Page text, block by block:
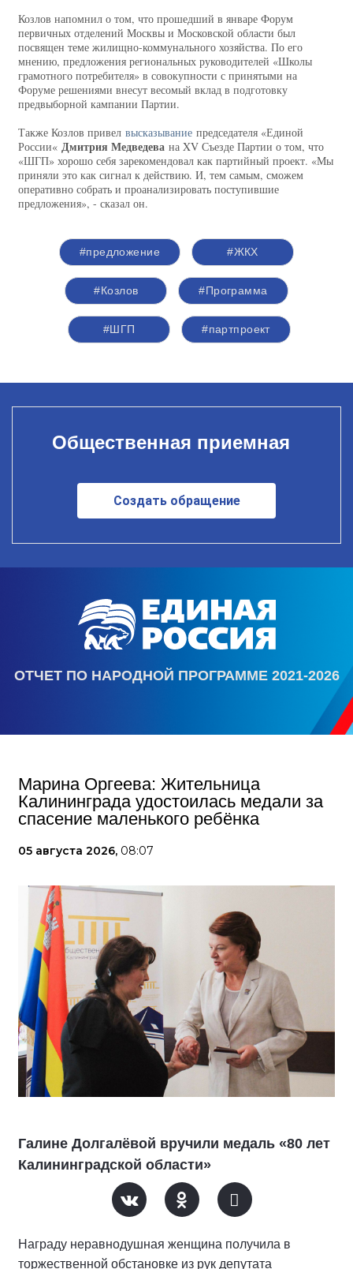
Козлов напомнил о том, что прошедший в январе Форум
первичных отделений Москвы и Московской области был
посвящен теме жилищно-коммунального хозяйства. По его
мнению, предложения региональных руководителей «Школы
грамотного потребителя» в совокупности с принятыми на
Форуме решениями внесут весомый вклад в подготовку
предвыборной кампании Партии.
Также Козлов привел высказывание председателя «Единой
России« Дмитрия Медведева на XV Съезде Партии о том, что
«ШГП» хорошо себя зарекомендовал как партийный проект. «Мы
приняли это как сигнал к действию. И, тем самым, сможем
оперативно собрать и проанализировать поступившие
предложения», - сказал он.
#предложение #ЖКХ
#Козлов #Программа
#ШГП #партпроект
Общественная приемная
Создать обращение
ОТЧЕТ ПО НАРОДНОЙ ПРОГРАММЕ 2021-2026
Марина Оргеева: Жительница
Калининграда удостоилась медали за
спасение маленького ребёнка
05 августа 2026, 08:07
Галине Долгалёвой вручили медаль «80 лет
Калининградской области»
Награду неравнодушная женщина получила в
торжественной обстановке из рук депутата